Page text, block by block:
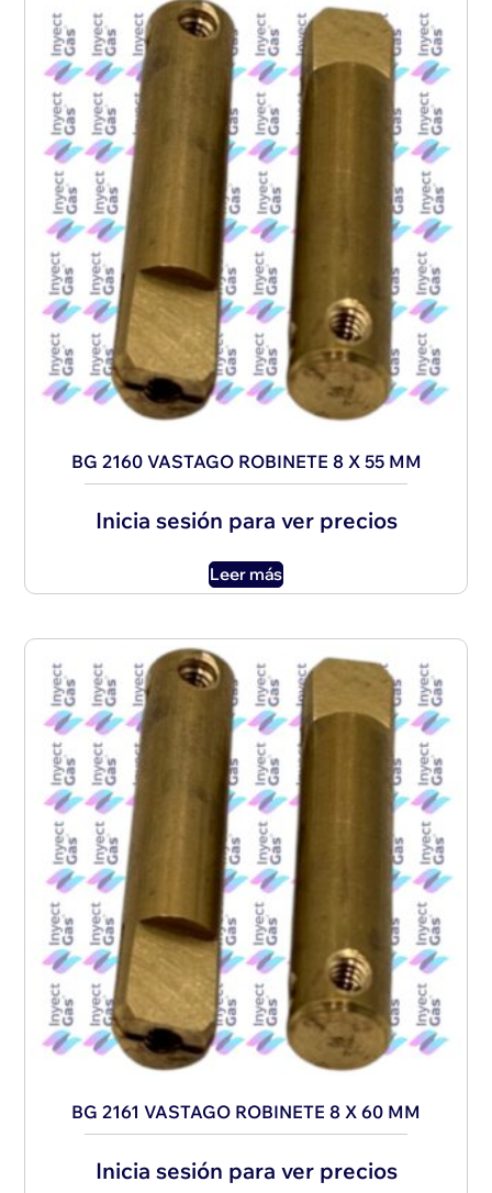
BG 2160 VASTAGO ROBINETE 8 X 55 MM
Inicia sesión para ver precios
Leer más
BG 2161 VASTAGO ROBINETE 8 X 60 MM
Inicia sesión para ver precios